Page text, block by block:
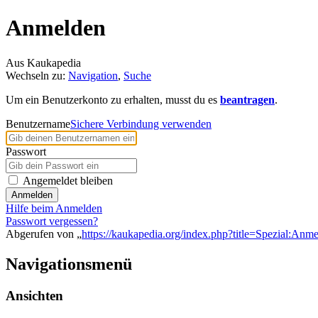
Anmelden
Aus Kaukapedia
Wechseln zu: Navigation, Suche
Um ein Benutzerkonto zu erhalten, musst du es beantragen.
BenutzernameSichere Verbindung verwenden
Passwort
Angemeldet bleiben
Anmelden
Hilfe beim Anmelden
Passwort vergessen?
Abgerufen von „https://kaukapedia.org/
Navigationsmenü
Ansichten